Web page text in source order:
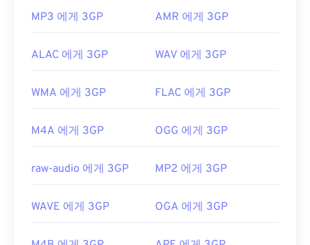
MP3 에게 3GP AMR 에게 3GP
ALAC 에게 3GP WAV 에게 3GP
WMA 에게 3GP FLAC 에게 3GP
M4A 에게 3GP OGG 에게 3GP
raw-audio 에게 3GP MP2 에게 3GP
WAVE 에게 3GP OGA 에게 3GP